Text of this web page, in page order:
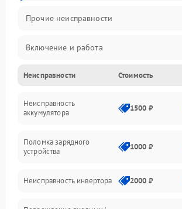
Прочие неисправности
Включение и работа
Работа с нагрузкой
Звук и индикация
Неисправности Стоимость
Неисправность
аккумулятора
1500 ₽
Поломка зарядного
устройства
1000 ₽
Неисправность инвертора 2000 ₽